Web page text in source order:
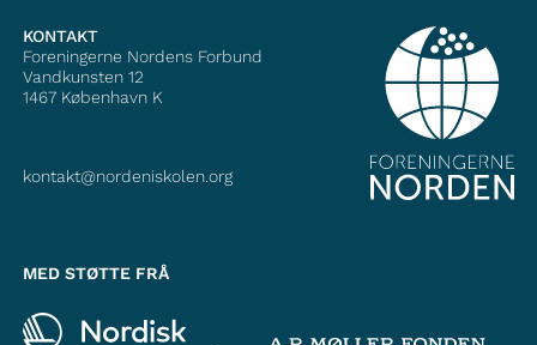
KONTAKT
Foreningerne Nordens Forbund
Vandkunsten 12
1467 København K
kontakt@nordeniskolen.org
MED STØTTE FRÅ